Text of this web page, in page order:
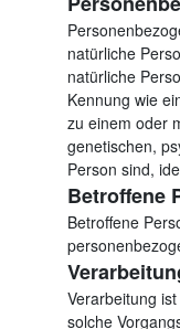
natürliche
natürliche
Kennung wie
zu einem oder
genetischen,
Person sind,
Betroffene
Betroffene
Verarbeitung
solche